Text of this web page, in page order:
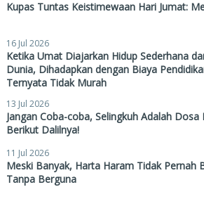
Kupas Tuntas Keistimewaan Hari Jumat:
16 Jul 2026
Ketika Umat Diajarkan Hidup Sederhana
Dunia, Dihadapkan dengan Biaya
Ternyata Tidak Murah
13 Jul 2026
Jangan Coba-coba, Selingkuh Adalah
Berikut Dalilnya!
11 Jul 2026
Meski Banyak, Harta Haram Tidak Pernah
Tanpa Berguna